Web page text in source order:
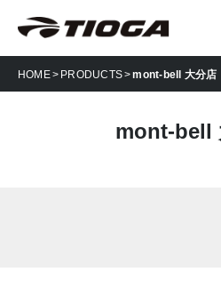
HOME PRODUCTS mont-bell 大分店
mont-bell